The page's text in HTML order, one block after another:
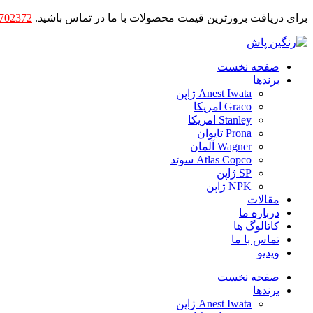
برای دریافت بروزترین قیمت محصولات با ما در تماس باشید.
صفحه نخست
برندها
Anest Iwata ژاپن
Graco امریکا
Stanley امریکا
Prona تایوان
Wagner آلمان
Atlas Copco سوئد
SP ژاپن
NPK ژاپن
مقالات
درباره ما
کاتالوگ ها
تماس با ما
ویدیو
صفحه نخست
برندها
Anest Iwata ژاپن